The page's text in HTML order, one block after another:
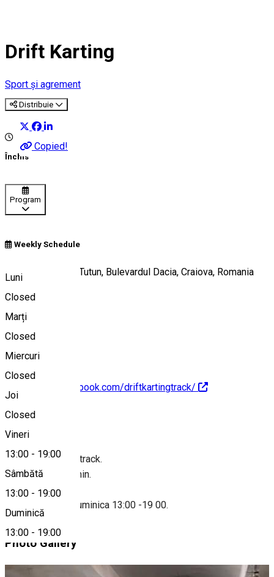
Drift Karting
Sport și agrement
Distribuie
Copied!
Închis
Program
Weekly Schedule
Luni
Closed
Marți
Closed
Miercuri
Closed
Joi
Closed
Vineri
13:00 - 19:00
Sâmbătă
13:00 - 19:00
Duminică
13:00 - 19:00
Incinta Regiei de Tutun, Bulevardul Dacia, Craiova, Romania
Hartă
https://www.facebook.com/driftkartingtrack/
Despre
Drift Karting race track.
Pret 20 RON/10min.
Program :
Vineri,Sambata,Duminica 13:00 -19 00.
Photo Gallery